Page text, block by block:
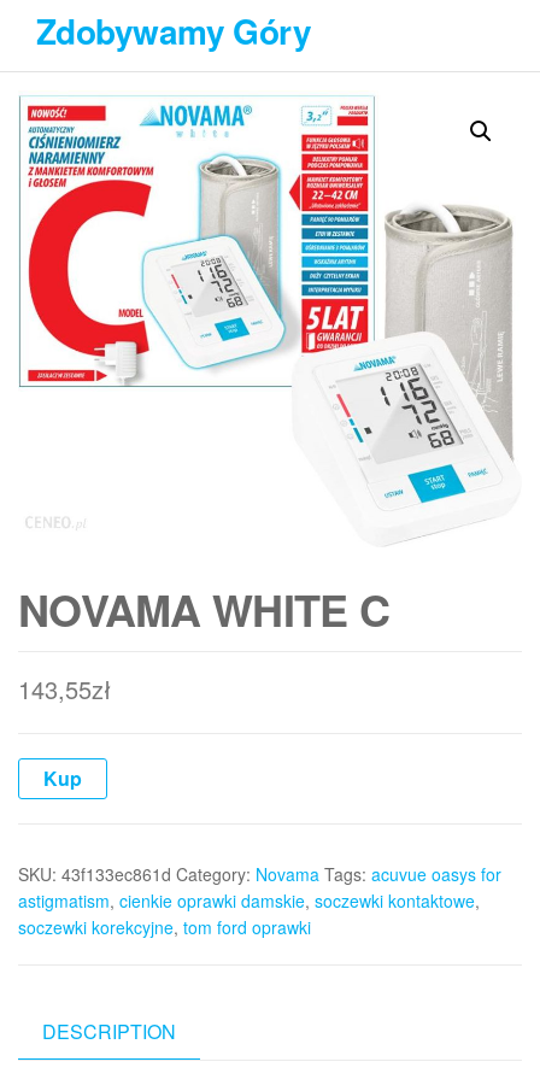
Przejdź
treści
Zdobywamy Góry
NOVAMA WHITE C
143,55zł
Kup
SKU: 43f133ec861d Category: Novama Tags: acuvue oasys for
astigmatism, cienkie oprawki damskie, soczewki kontaktowe,
soczewki korekcyjne, tom ford oprawki
DESCRIPTION